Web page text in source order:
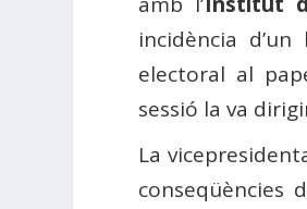
incidència
electoral al
sessió la va
La
conseqüències